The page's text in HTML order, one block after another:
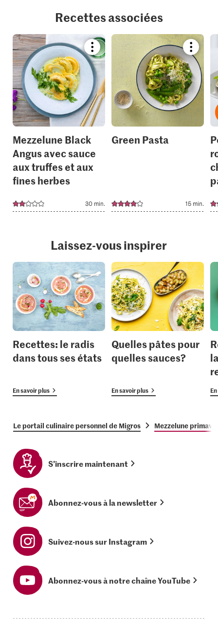
Recettes associées
Bookmark
recipe
or
add
it
to
your
collections.
Mezzelune Black
Angus avec sauce
aux truffes et aux
fines herbes
30 min.
recipe
add
it
to
your
Green Pasta
15 min.
Laissez-vous inspirer
Recettes: le radis
dans tous ses états
En savoir plus
Quelles pâtes pour
quelles sauces?
En savoir plus
Le portail culinaire personnel de Migros Mezzelune
S’inscrire maintenant
Abonnez-vous à la newsletter
Suivez-nous sur Instagram
Abonnez-vous à notre chaîne YouTube